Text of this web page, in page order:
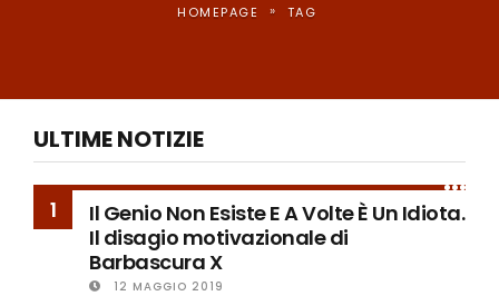
HOMEPAGE » TAG
ULTIME NOTIZIE
1
Il Genio Non Esiste E A Volte È Un Idiota.
Il disagio motivazionale di
Barbascura X
12 MAGGIO 2019